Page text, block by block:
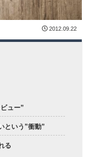
2012.09.22
ュー”
という”衝動”
る